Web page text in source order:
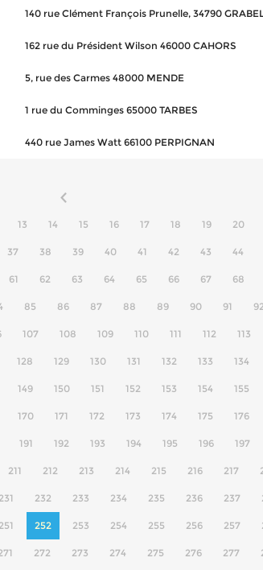
140 rue Clément François Prunelle, 34790
162 rue du Président Wilson 46000 CAHORS
5, rue des Carmes 48000 MENDE
1 rue du Comminges 65000 TARBES
440 rue James Watt 66100 PERPIGNAN
13 14 15 16 17 18 19 20
37 38 39 40 41 42 43 44
61 62 63 64 65 66 67 68
85 86 87 88 89 90 91
107 108 109 110 111 112 113
128 129 130 131 132 133 134
149 150 151 152 153 154 155
170 171 172 173 174 175 176
191 192 193 194 195 196 197
211 212 213 214 215 216 217
231 232 233 234 235 236 237
251 252 253 254 255 256 257
272 273 274 275 276 277